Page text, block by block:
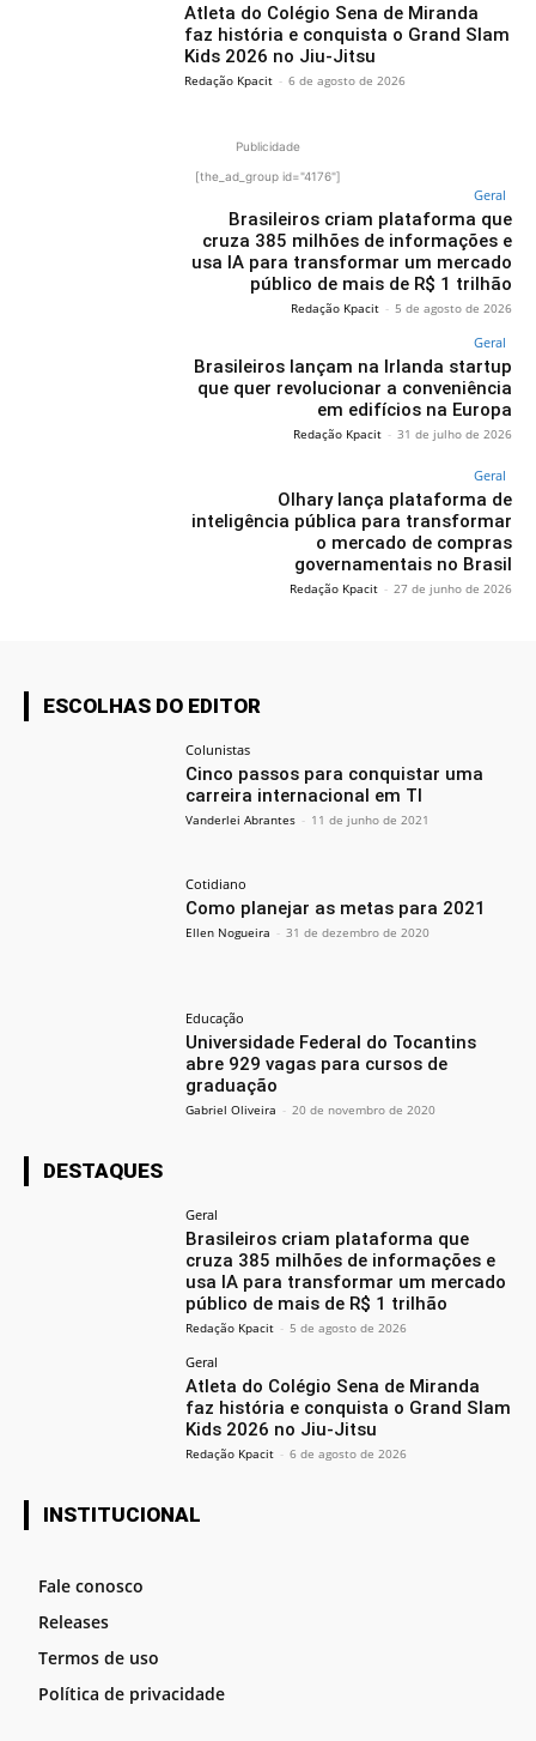
Atleta do Colégio Sena de Miranda
faz história e conquista o Grand Slam
Kids 2026 no Jiu-Jitsu
Redação Kpacit - 6 de agosto de 2026
Publicidade
[the_ad_group id="4176"]
Geral
Brasileiros criam plataforma que
cruza 385 milhões de informações e
usa IA para transformar um mercado
público de mais de R$ 1 trilhão
Redação Kpacit - 5 de agosto de 2026
Geral
Brasileiros lançam na Irlanda startup
que quer revolucionar a conveniência
em edifícios na Europa
Redação Kpacit - 31 de julho de 2026
Geral
Olhary lança plataforma de
inteligência pública para transformar
o mercado de compras
governamentais no Brasil
Redação Kpacit - 27 de junho de 2026
ESCOLHAS DO EDITOR
Colunistas
Cinco passos para conquistar uma
carreira internacional em TI
Vanderlei Abrantes - 11 de junho de 2021
Cotidiano
Como planejar as metas para 2021
Ellen Nogueira - 31 de dezembro de 2020
Educação
Universidade Federal do Tocantins
abre 929 vagas para cursos de
graduação
Gabriel Oliveira - 20 de novembro de 2020
DESTAQUES
Geral
Brasileiros criam plataforma que
cruza 385 milhões de informações e
usa IA para transformar um mercado
público de mais de R$ 1 trilhão
Redação Kpacit - 5 de agosto de 2026
Geral
Atleta do Colégio Sena de Miranda
faz história e conquista o Grand Slam
Kids 2026 no Jiu-Jitsu
Redação Kpacit - 6 de agosto de 2026
INSTITUCIONAL
Fale conosco
Releases
Termos de uso
Política de privacidade